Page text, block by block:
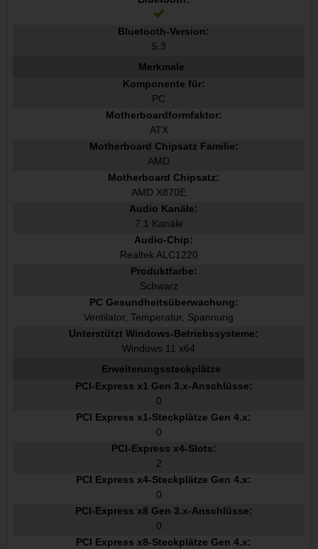
Bluetooth-Version:
5.3
Merkmale
Komponente für:
PC
Motherboardformfaktor:
ATX
Motherboard Chipsatz Familie:
AMD
Motherboard Chipsatz:
AMD X870E
Audio Kanäle:
7.1 Kanäle
Audio-Chip:
Realtek ALC1220
Produktfarbe:
Schwarz
PC Gesundheitsüberwachung:
Ventilator, Temperatur, Spannung
Unterstützt Windows-Betriebssysteme:
Windows 11 x64
Erweiterungssteckplätze
PCI-Express x1 Gen 3.x-Anschlüsse:
0
PCI Express x1-Steckplätze Gen 4.x:
0
PCI-Express x4-Slots:
2
PCI Express x4-Steckplätze Gen 4.x:
0
PCI-Express x8 Gen 3.x-Anschlüsse:
0
PCI Express x8-Steckplätze Gen 4.x: